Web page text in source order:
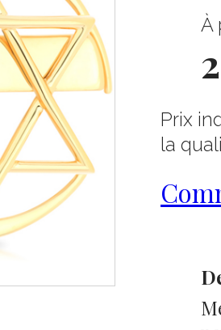
À
Prix
la